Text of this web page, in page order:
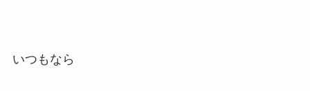
いつもなら